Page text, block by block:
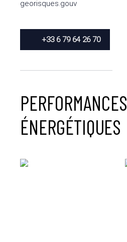
georisques.gouv
+33 6 79 64 26 70
PERFORMANCES
ÉNERGÉTIQUES